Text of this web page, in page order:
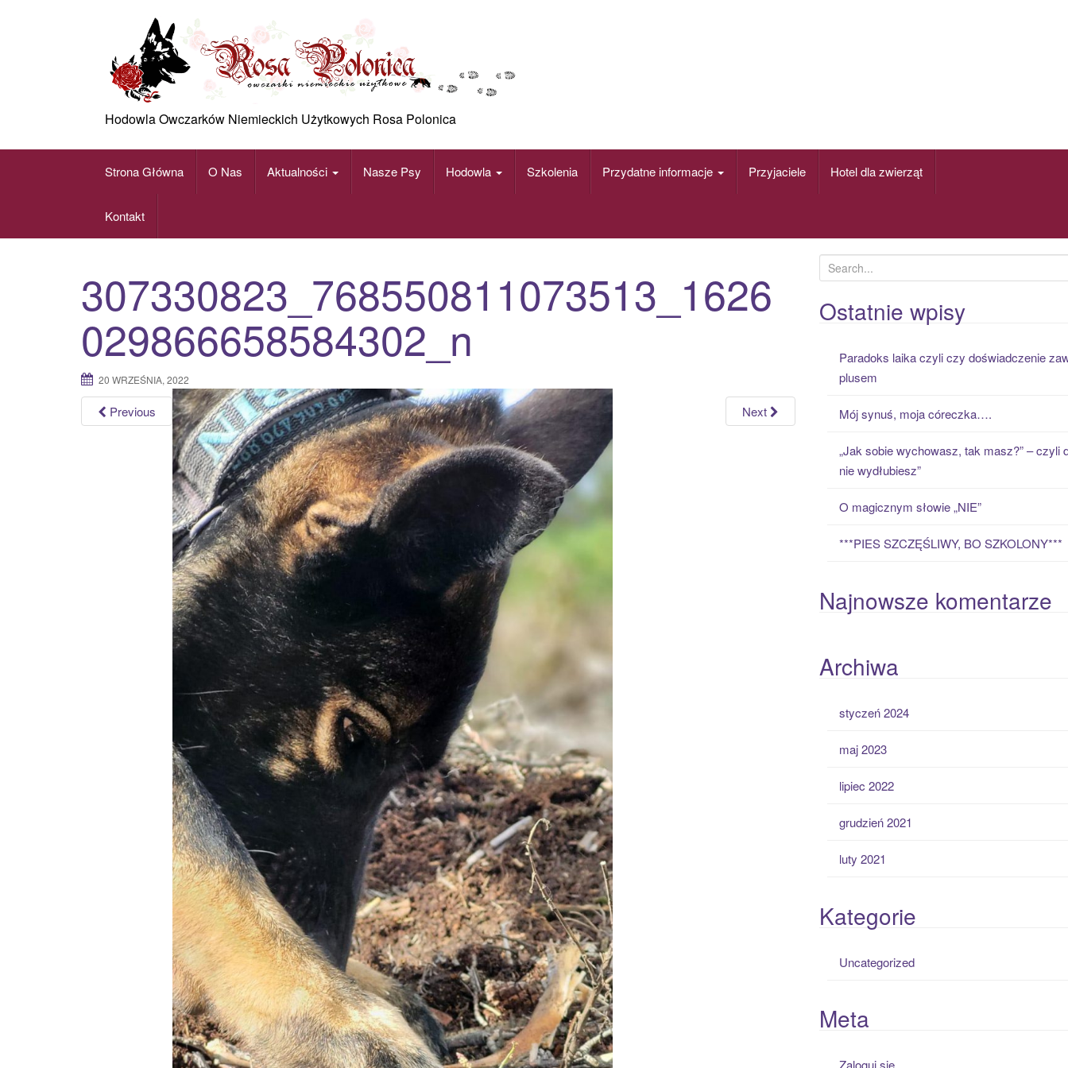
Hodowla Owczarków Niemieckich Użytkowych Rosa Polonica
Strona Główna O Nas Aktualności Nasze Psy Hodowla Szkolenia Przydatne informacje Przyjaciele Hotel dla zwierząt
Kontakt
307330823_768550811073513_1626
029866658584302_n
20 WRZEŚNIA, 2022
Previous Next
e
a
r
Ostatnie wpisy
Paradoks laika czyli czy doświadczenie
plusem
Mój synuś, moja córeczka….
„Jak sobie wychowasz, tak masz?” – czyli
nie wydłubiesz”
O magicznym słowie „NIE”
***PIES SZCZĘŚLIWY, BO SZKOLONY***
Najnowsze komentarze
Archiwa
styczeń 2024
maj 2023
lipiec 2022
grudzień 2021
luty 2021
Kategorie
Uncategorized
Meta
Zaloguj się